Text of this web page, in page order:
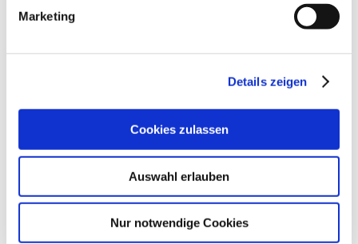
Marketing
Details zeigen
Cookies zulassen
Auswahl erlauben
Nur notwendige Cookies
LUDWIG FREYTAG GmbH & Co. Kommanditgesellschaft
26129 Oldenburg
Telefax +49 441 9704-100
info@ludwig-freytag.de
KONTAKT